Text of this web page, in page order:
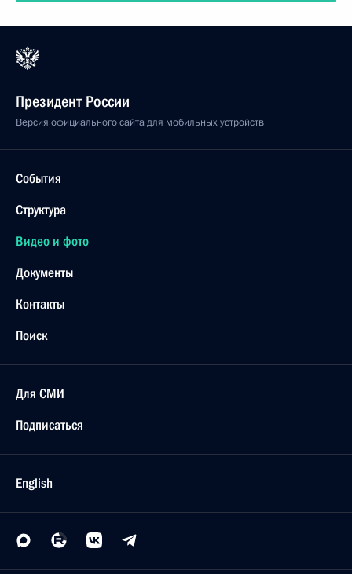
Президент России
Версия официального сайта для мобильных устройств
События
Структура
Видео и фото
Документы
Контакты
Поиск
Для СМИ
Подписаться
English